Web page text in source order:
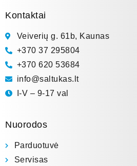
Kontaktai
Veiverių g. 61b, Kaunas
+370 37 295804
+370 620 53684
info@saltukas.lt
I-V – 9-17 val
Nuorodos
Parduotuvė
Servisas